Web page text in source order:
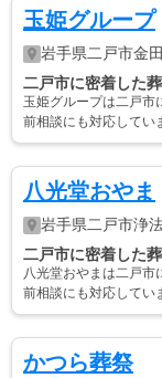
玉姫グループ
岩手県二戸市金
二戸市に密着した
玉姫グループは二戸
前相談にも対応してい
八光堂おやま
岩手県二戸市浄
二戸市に密着した
八光堂おやまは二戸
前相談にも対応してい
かつら葬祭